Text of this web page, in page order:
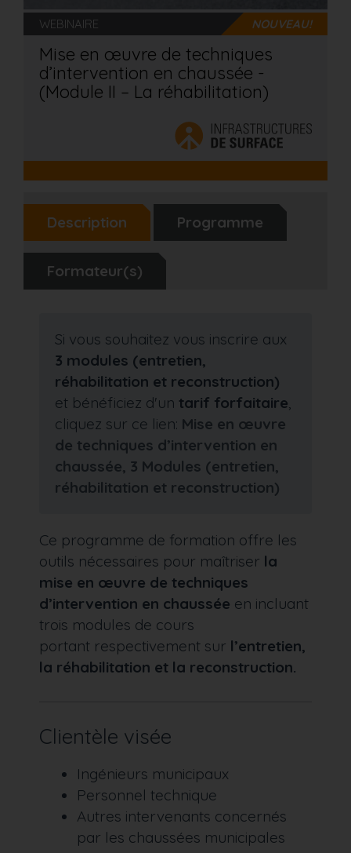
WEBINAIRE NOUVEAU!
Mise en œuvre de techniques
d’intervention en chaussée -
(Module II – La réhabilitation)
Description Programme
Formateur(s)
Si vous souhaitez vous inscrire aux
3 modules (entretien,
réhabilitation et reconstruction)
et bénéficiez d'un tarif forfaitaire,
cliquez sur ce lien: Mise en œuvre
de techniques d’intervention en
chaussée, 3 Modules (entretien,
réhabilitation et reconstruction)
Ce programme de formation offre les
outils nécessaires pour maîtriser la
mise en œuvre de techniques
d’intervention en chaussée en incluant
trois modules de cours
portant respectivement sur l’entretien,
la réhabilitation et la reconstruction.
Clientèle visée
Ingénieurs municipaux
Personnel technique
Autres intervenants concernés
par les chaussées municipales